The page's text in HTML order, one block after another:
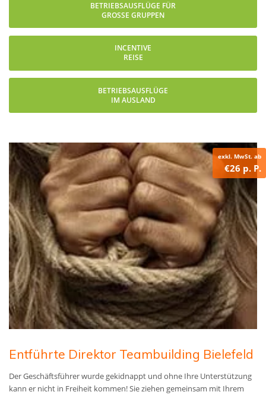
BETRIEBSAUSFLÜGE FÜR
GROSSE GRUPPEN
INCENTIVE
REISE
BETRIEBSAUSFLÜGE
IM AUSLAND
exkl. MwSt. ab
€26 p. P.
Entführte Direktor Teambuilding Bielefeld
Der Geschäftsführer wurde gekidnappt und ohne Ihre Unterstützung
kann er nicht in Freiheit kommen! Sie ziehen gemeinsam mit Ihrem